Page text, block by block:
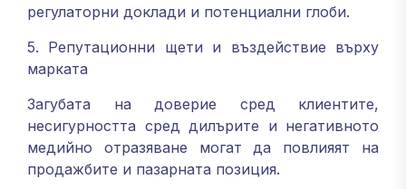
регулаторни доклади и потенциални глоби.
5. Репутационни щети и въздействие върху
марката
Загубата на доверие сред клиентите,
несигурността сред дилърите и негативното
медийно отразяване могат да повлияят на
продажбите и пазарната позиция.